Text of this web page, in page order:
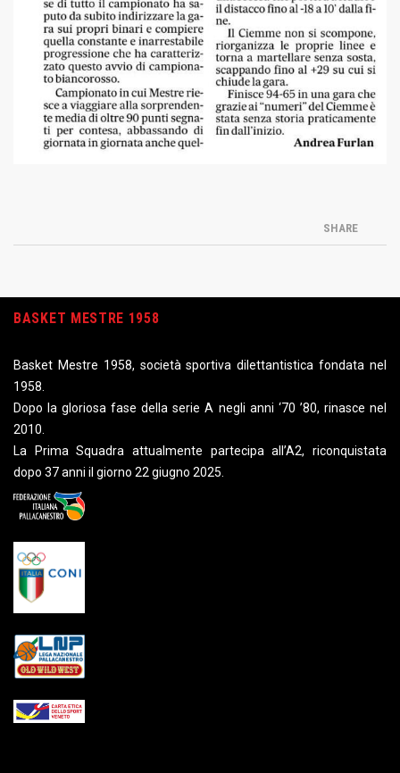
SHARE
BASKET MESTRE 1958
Basket Mestre 1958, società sportiva dilettantistica fondata nel
1958.
Dopo la gloriosa fase della serie A negli anni ‘70 ’80, rinasce nel
2010.
La Prima Squadra attualmente partecipa all’A2, riconquistata
dopo 37 anni il giorno 22 giugno 2025.